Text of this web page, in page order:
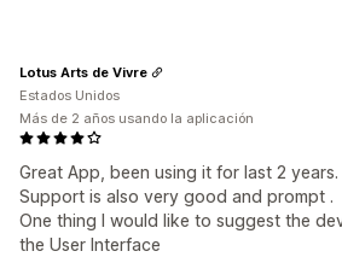
Great App, been using it for last 2 years.
Support is also very good and prompt .
One thing I would like to suggest the
the User Interface
Lotus Arts de Vivre
Estados Unidos
Más de 2 años usando la aplicación